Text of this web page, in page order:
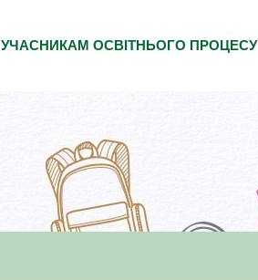
УЧАСНИКАМ ОСВІТНЬОГО ПРОЦЕСУ